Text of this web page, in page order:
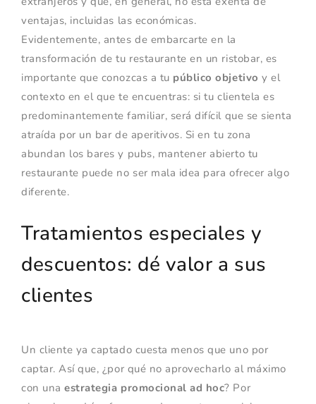
ventajas, incluidas las económicas.
Evidentemente, antes de embarcarte en la
transformación de tu restaurante en un ristobar, es
importante que conozcas a tu público objetivo y el
contexto en el que te encuentras: si tu clientela es
predominantemente familiar, será difícil que se sienta
atraída por un bar de aperitivos. Si en tu zona
abundan los bares y pubs, mantener abierto tu
restaurante puede no ser mala idea para ofrecer algo
diferente.
Tratamientos especiales y
descuentos: dé valor a sus
clientes
Un cliente ya captado cuesta menos que uno por
captar. Así que, ¿por qué no aprovecharlo al máximo
con unaestrategia promocional ad hoc? Por